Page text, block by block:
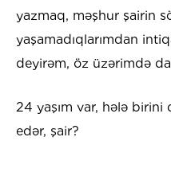
yazmaq, məşhur şairin
yaşamadıqlarımdan
deyirəm, öz üzərimdə
24 yaşım var, hələ
edər, şair?